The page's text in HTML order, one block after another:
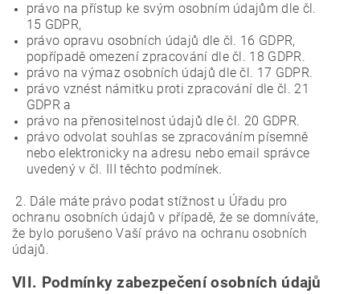
právo na přístup ke svým osobním údajům dle čl.
15 GDPR,
právo opravu osobních údajů dle čl. 16 GDPR,
popřípadě omezení zpracování dle čl. 18 GDPR.
právo na výmaz osobních údajů dle čl. 17 GDPR.
právo vznést námitku proti zpracování dle čl. 21
GDPR a
právo na přenositelnost údajů dle čl. 20 GDPR.
právo odvolat souhlas se zpracováním písemně
nebo elektronicky na adresu nebo email správce
uvedený v čl. III těchto podmínek.
2. Dále máte právo podat stížnost u Úřadu pro
ochranu osobních údajů v případě, že se domníváte,
že bylo porušeno Vaší právo na ochranu osobních
údajů.
VII. Podmínky zabezpečení osobních údajů